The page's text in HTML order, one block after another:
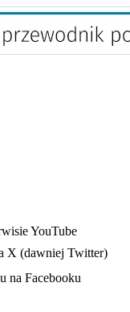
YouTube
X (dawniej Twitter)
na Facebooku